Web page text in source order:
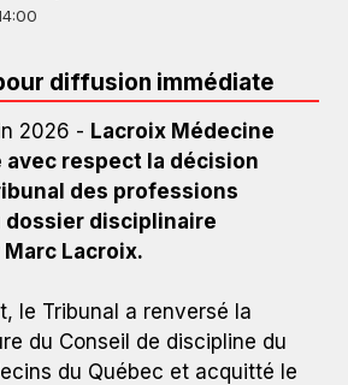
diffusion immédiate
2026 - Lacroix Médecine
avec respect la décision
des professions
dossier disciplinaire
Lacroix.
le Tribunal a renversé la
du Conseil de discipline du
du Québec et acquitté le